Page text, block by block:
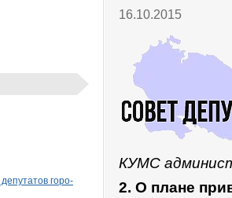
16.10.2015
КУМС
2. О плане
го­ро­